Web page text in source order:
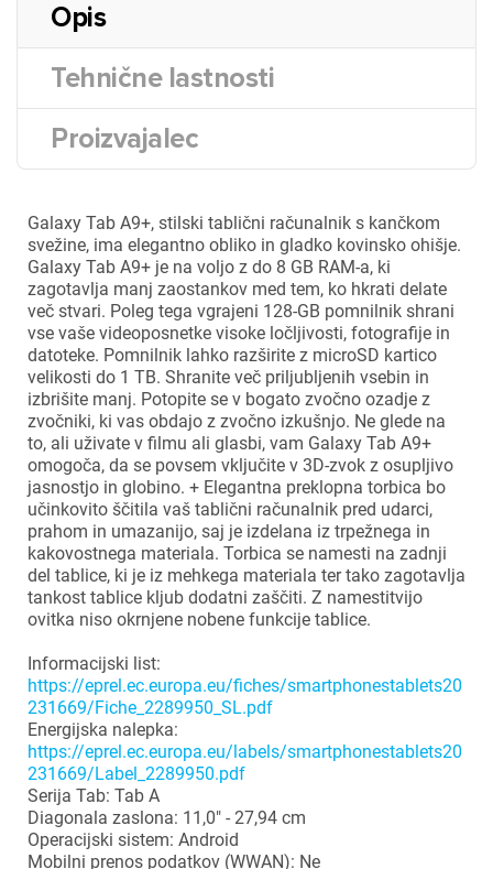
Opis
Tehnične lastnosti
Proizvajalec
Galaxy Tab A9+, stilski tablični računalnik s kančkom
svežine, ima elegantno obliko in gladko kovinsko ohišje.
Galaxy Tab A9+ je na voljo z do 8 GB RAM-a, ki
zagotavlja manj zaostankov med tem, ko hkrati delate
več stvari. Poleg tega vgrajeni 128-GB pomnilnik shrani
vse vaše videoposnetke visoke ločljivosti, fotografije in
datoteke. Pomnilnik lahko razširite z microSD kartico
velikosti do 1 TB. Shranite več priljubljenih vsebin in
izbrišite manj. Potopite se v bogato zvočno ozadje z
zvočniki, ki vas obdajo z zvočno izkušnjo. Ne glede na
to, ali uživate v filmu ali glasbi, vam Galaxy Tab A9+
omogoča, da se povsem vključite v 3D-zvok z osupljivo
jasnostjo in globino. + Elegantna preklopna torbica bo
učinkovito ščitila vaš tablični računalnik pred udarci,
prahom in umazanijo, saj je izdelana iz trpežnega in
kakovostnega materiala. Torbica se namesti na zadnji
del tablice, ki je iz mehkega materiala ter tako zagotavlja
tankost tablice kljub dodatni zaščiti. Z namestitvijo
ovitka niso okrnjene nobene funkcije tablice.
Informacijski list:
https://eprel.ec.europa.eu/fiches/smartphonestablets20
231669/Fiche_2289950_SL.pdf
Energijska nalepka:
https://eprel.ec.europa.eu/labels/smartphonestablets20
231669/Label_2289950.pdf
Serija Tab: Tab A
Diagonala zaslona: 11,0" - 27,94 cm
Operacijski sistem: Android
Mobilni prenos podatkov (WWAN): Ne